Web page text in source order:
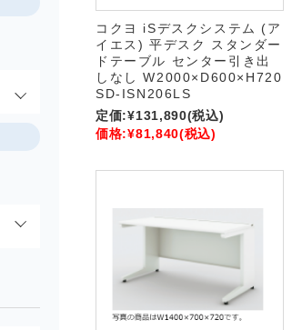
コクヨ iSデスクシステム (ア
イエス) 平デスク スタンダー
ドテーブル センター引き出
しなし W2000×D600×H720
SD-ISN206LS
定価:¥131,890(税込)
価格:¥81,840(税込)